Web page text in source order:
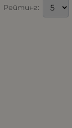
Рейтинг: